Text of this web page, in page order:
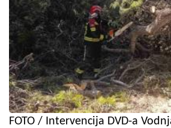
FOTO / Intervencija DVD-a